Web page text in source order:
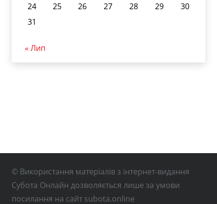
24
25 26 27 28 29
30
31
« Лип
© Використання матеріалів з інтернет-видання
Субота Онлайн дозволяється лише за умови
посилання на сайт subota.online